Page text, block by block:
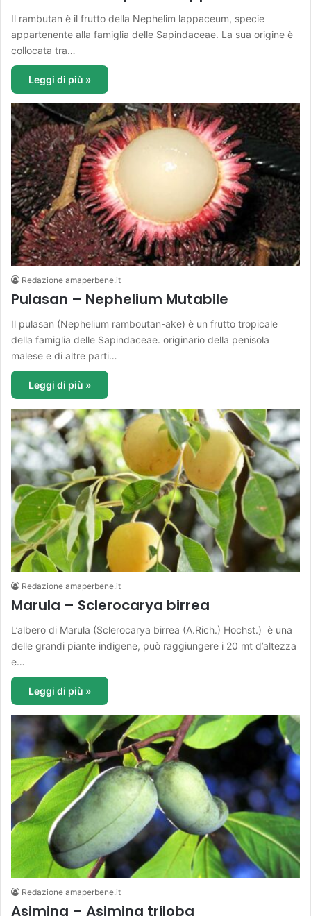
Il rambutan è il frutto della Nephelim lappaceum, specie
appartenente alla famiglia delle Sapindaceae. La sua origine è
collocata tra…
Leggi di più »
Redazione amaperbene.it
Pulasan – Nephelium Mutabile
Il pulasan (Nephelium ramboutan-ake) è un frutto tropicale
della famiglia delle Sapindaceae. originario della penisola
malese e di altre parti…
Leggi di più »
Redazione amaperbene.it
Marula – Sclerocarya birrea
L’albero di Marula (Sclerocarya birrea (A.Rich.) Hochst.) è una
delle grandi piante indigene, può raggiungere i 20 mt d’altezza
e…
Leggi di più »
Redazione amaperbene.it
Asimina – Asimina triloba